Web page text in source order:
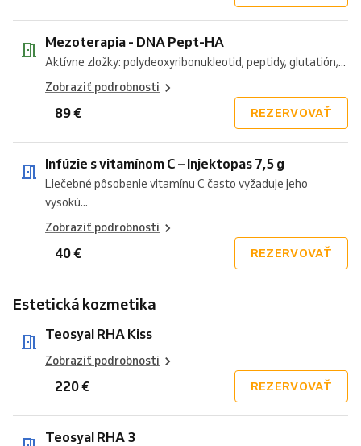
Mezoterapia - DNA Pept-HA
Aktívne zložky: polydeoxyribonukleotid, peptidy, glutatión,...
Zobraziť podrobnosti
89 € REZERVOVAŤ
Infúzie s vitamínom C – Injektopas 7,5 g
Liečebné pôsobenie vitamínu C často vyžaduje jeho
vysokú...
Zobraziť podrobnosti
40 € REZERVOVAŤ
Estetická kozmetika
Teosyal RHA Kiss
Zobraziť podrobnosti
220 € REZERVOVAŤ
Teosyal RHA 3